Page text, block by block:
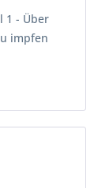
1 - Über
impfen